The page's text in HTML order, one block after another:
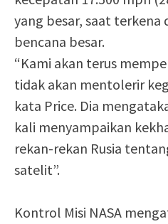
yang besar, saat terkena
bencana besar.
“Kami akan terus
tidak akan mentolerir
kata Price. Dia
kali menyampaikan
rekan-rekan Rusia
satelit”.
Kontrol Misi NASA